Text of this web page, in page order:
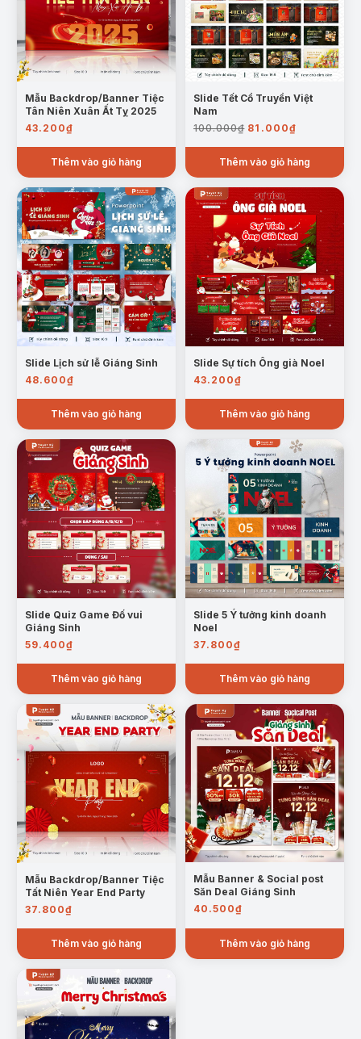
Mẫu Backdrop/Banner Tiệc
Tân Niên Xuân Ất Tỵ 2025
43.200₫
Thêm vào giỏ hàng
Slide Tết Cổ Truyền Việt
Nam
100.000₫ Giá
là:
81.000₫Giá
tại
81.000₫.
Thêm vào giỏ hàng
Slide Lịch sử lễ Giáng Sinh
48.600₫
Thêm vào giỏ hàng
Slide Sự tích Ông già Noel
43.200₫
Thêm vào giỏ hàng
Slide Quiz Game Đố vui
Giáng Sinh
59.400₫
Thêm vào giỏ hàng
Slide 5 Ý tưởng kinh doanh
Noel
37.800₫
Thêm vào giỏ hàng
Mẫu Backdrop/Banner Tiệc
Tất Niên Year End Party
37.800₫
Thêm vào giỏ hàng
Mẫu Banner & Social post
Săn Deal Giáng Sinh
40.500₫
Thêm vào giỏ hàng